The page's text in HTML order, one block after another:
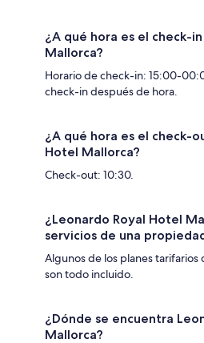
¿A qué hora es el check-
Mallorca?
Horario de check-in: 15:00-
check-in después de hora.
¿A qué hora es el check-
Hotel Mallorca?
Check-out: 10:30.
¿Leonardo Royal Hotel
servicios de una
Algunos de los planes
son todo incluido.
¿Dónde se encuentra
Mallorca?